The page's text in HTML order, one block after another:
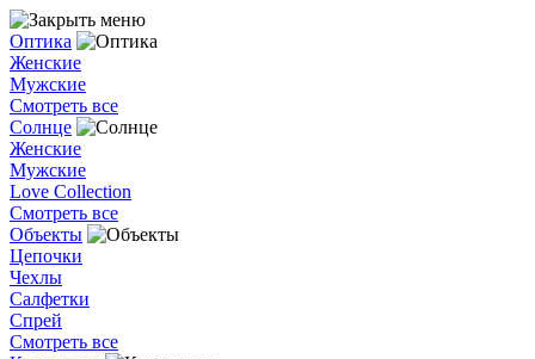
Оптика
Женские
Мужские
Смотреть все
Солнце
Женские
Мужские
Love Collection
Смотреть все
Объекты
Цепочки
Чехлы
Салфетки
Спрей
Смотреть все